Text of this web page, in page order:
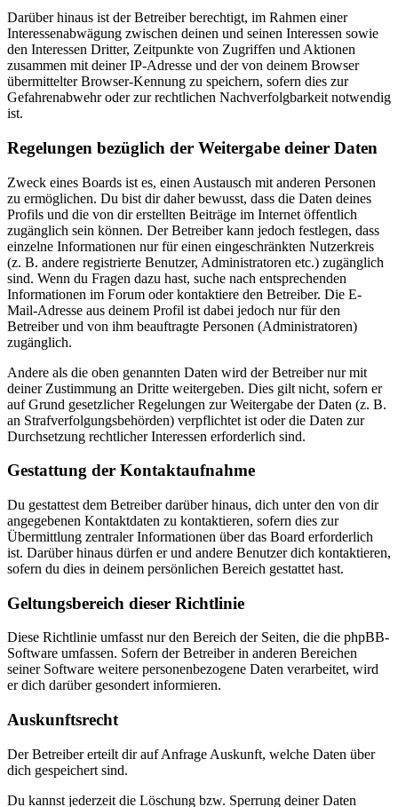
Darüber hinaus ist der Betreiber berechtigt, im Rahmen einer
Interessenabwägung zwischen deinen und seinen Interessen sowie
den Interessen Dritter, Zeitpunkte von Zugriffen und Aktionen
zusammen mit deiner IP-Adresse und der von deinem Browser
übermittelter Browser-Kennung zu speichern, sofern dies zur
Gefahrenabwehr oder zur rechtlichen Nachverfolgbarkeit notwendig
ist.
Regelungen bezüglich der Weitergabe deiner Daten
Zweck eines Boards ist es, einen Austausch mit anderen Personen
zu ermöglichen. Du bist dir daher bewusst, dass die Daten deines
Profils und die von dir erstellten Beiträge im Internet öffentlich
zugänglich sein können. Der Betreiber kann jedoch festlegen, dass
einzelne Informationen nur für einen eingeschränkten Nutzerkreis
(z. B. andere registrierte Benutzer, Administratoren etc.) zugänglich
sind. Wenn du Fragen dazu hast, suche nach entsprechenden
Informationen im Forum oder kontaktiere den Betreiber. Die E-
Mail-Adresse aus deinem Profil ist dabei jedoch nur für den
Betreiber und von ihm beauftragte Personen (Administratoren)
zugänglich.
Andere als die oben genannten Daten wird der Betreiber nur mit
deiner Zustimmung an Dritte weitergeben. Dies gilt nicht, sofern er
auf Grund gesetzlicher Regelungen zur Weitergabe der Daten (z. B.
an Strafverfolgungsbehörden) verpflichtet ist oder die Daten zur
Durchsetzung rechtlicher Interessen erforderlich sind.
Gestattung der Kontaktaufnahme
Du gestattest dem Betreiber darüber hinaus, dich unter den von dir
angegebenen Kontaktdaten zu kontaktieren, sofern dies zur
Übermittlung zentraler Informationen über das Board erforderlich
ist. Darüber hinaus dürfen er und andere Benutzer dich kontaktieren,
sofern du dies in deinem persönlichen Bereich gestattet hast.
Geltungsbereich dieser Richtlinie
Diese Richtlinie umfasst nur den Bereich der Seiten, die die phpBB-
Software umfassen. Sofern der Betreiber in anderen Bereichen
seiner Software weitere personenbezogene Daten verarbeitet, wird
er dich darüber gesondert informieren.
Auskunftsrecht
Der Betreiber erteilt dir auf Anfrage Auskunft, welche Daten über
dich gespeichert sind.
Du kannst jederzeit die Löschung bzw. Sperrung deiner Daten